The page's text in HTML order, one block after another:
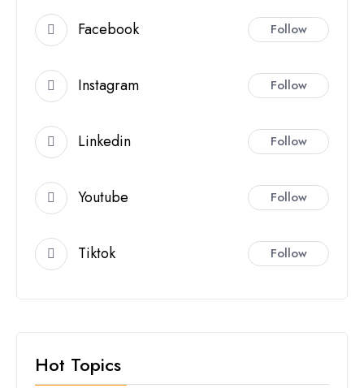
Facebook Follow
Instagram Follow
Linkedin Follow
Youtube Follow
Tiktok Follow
Hot Topics